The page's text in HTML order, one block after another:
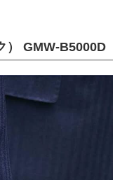
） GMW-B5000D